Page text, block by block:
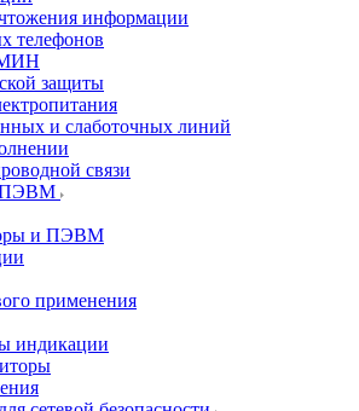
информации
телефонов
защиты
и слаботочных линий
связи
ПЭВМ
и ПЭВМ
применения
индикации